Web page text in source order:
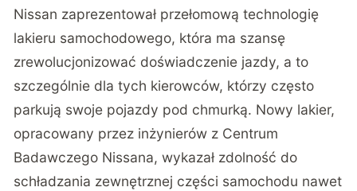
Nissan zaprezentował przełomową technologię
lakieru samochodowego, która ma szansę
zrewolucjonizować doświadczenie jazdy, a to
szczególnie dla tych kierowców, którzy często
parkują swoje pojazdy pod chmurką. Nowy lakier,
opracowany przez inżynierów z Centrum
Badawczego Nissana, wykazał zdolność do
schładzania zewnętrznej części samochodu nawet